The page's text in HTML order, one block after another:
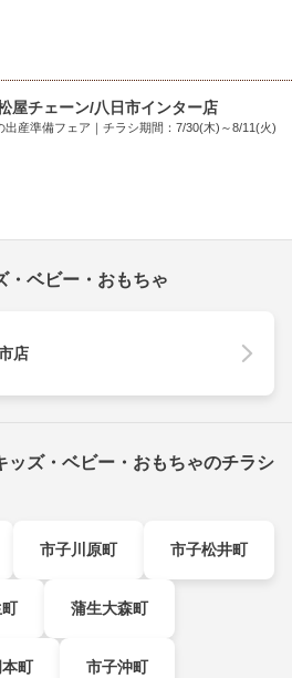
屋チェーン/八日市インター店
出産準備フェア｜チラシ期間：7/30(木)～8/11(火)
・ベビー・おもちゃ
店
ッズ・ベビー・おもちゃのチラシ
市子川原町 市子松井町
町 蒲生大森町
町 市子沖町